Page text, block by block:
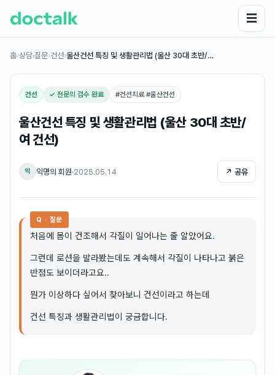
☰
홈›상담·질문›건선›울산건선 특징 및 생활관리법 (울산 30대 초반/…
건선 ✓ 전문의 검수 완료 #건선치료 #울산건선
울산건선 특징 및 생활관리법 (울산 30대 초반/
여 건선)
익 익명의 회원·2025.05.14 ↗ 공유
Q · 질문
처음에 몸이 건조해서 각질이 일어나는 줄 알았어요.
그런데 로션을 발라봤는데도 계속해서 각질이 나타나고 붉은
반점도 보이더라고요..
뭔가 이상하다 싶어서 찾아보니 건선이라고 하는데
건선 특징과 생활관리법이 궁금합니다.